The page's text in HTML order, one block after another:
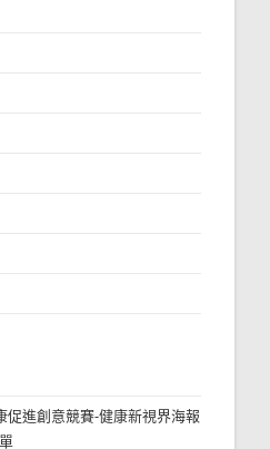
促進創意競賽-健康新視界海報